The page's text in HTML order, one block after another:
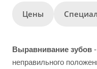
Цены
Выравнивание зубов
неправильного